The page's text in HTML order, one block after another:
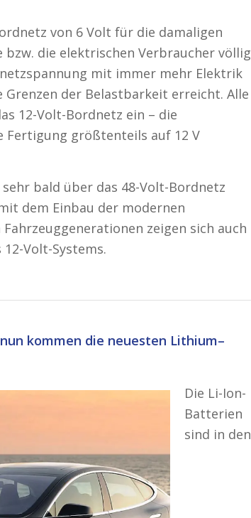
von 6 Volt für die damaligen
die elektrischen Verbraucher völlig
mit immer mehr Elektrik
der Belastbarkeit erreicht. Alle
12-Volt-Bordnetz ein – die
größtenteils auf 12 V
bald über das 48-Volt-Bordnetz
dem Einbau der modernen
zeigen sich auch
Volt-Systems.
kommen die neuesten Lithium–
Die Li-Ion-
Batterien
sind in den